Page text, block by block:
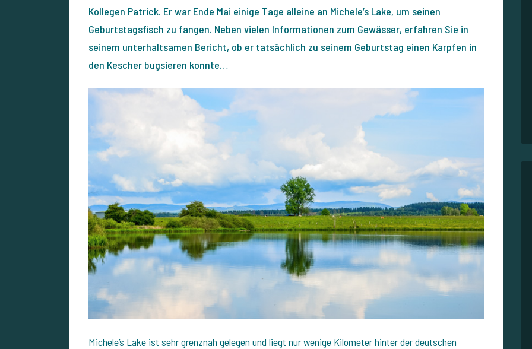
Kollegen Patrick. Er war Ende Mai einige Tage alleine an Michele’s Lake, um seinen
Geburtstagsfisch zu fangen. Neben vielen Informationen zum Gewässer, erfahren Sie in
seinem unterhaltsamen Bericht, ob er tatsächlich zu seinem Geburtstag einen Karpfen in
den Kescher bugsieren konnte…
Michele’s Lake ist sehr grenznah gelegen und liegt nur wenige Kilometer hinter der deutschen